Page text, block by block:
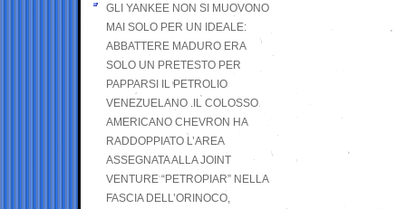
GLI YANKEE NON SI MUOVONO
MAI SOLO PER UN IDEALE:
ABBATTERE MADURO ERA
SOLO UN PRETESTO PER
PAPPARSI IL PETROLIO
VENEZUELANO .IL COLOSSO
AMERICANO CHEVRON HA
RADDOPPIATO L’AREA
ASSEGNATA ALLA JOINT
VENTURE “PETROPIAR” NELLA
FASCIA DELL’ORINOCO,